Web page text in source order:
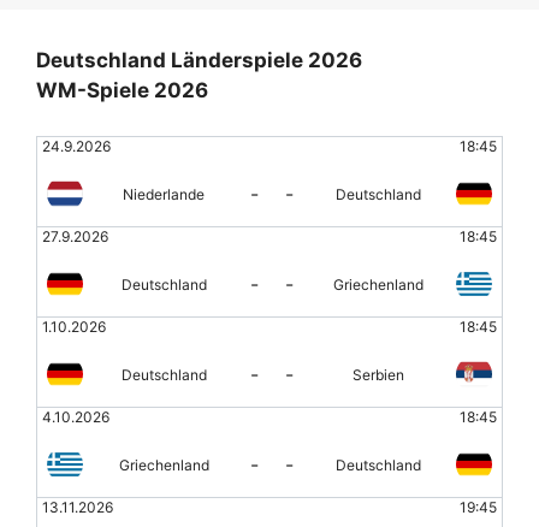
Deutschland Länderspiele 2026
WM-Spiele 2026
24.9.2026 18:45
Niederlande - - Deutschland
27.9.2026 18:45
Deutschland - - Griechenland
1.10.2026 18:45
Deutschland - - Serbien
4.10.2026 18:45
Griechenland - - Deutschland
13.11.2026 19:45